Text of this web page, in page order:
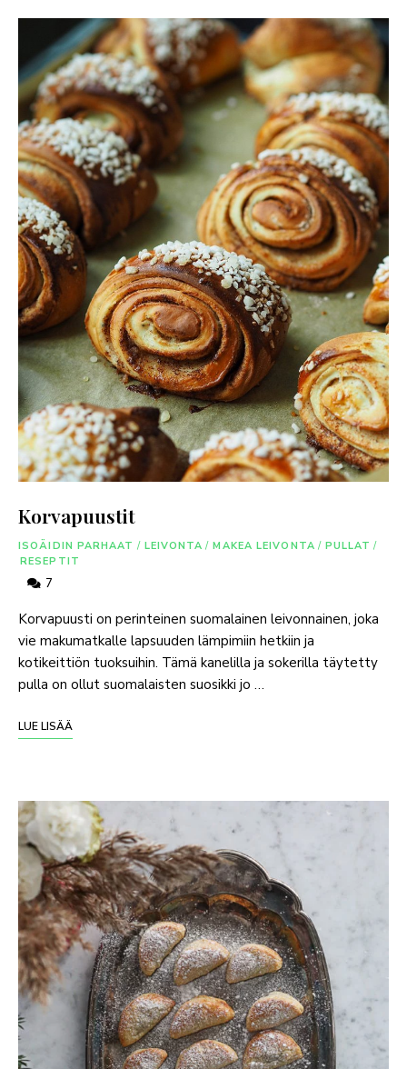
Korvapuustit
ISOÄIDIN PARHAAT / LEIVONTA / MAKEA LEIVONTA / PULLAT /
RESEPTIT
7
Korvapuusti on perinteinen suomalainen leivonnainen, joka
vie makumatkalle lapsuuden lämpimiin hetkiin ja
kotikeittiön tuoksuihin. Tämä kanelilla ja sokerilla täytetty
pulla on ollut suomalaisten suosikki jo …
LUE LISÄÄ